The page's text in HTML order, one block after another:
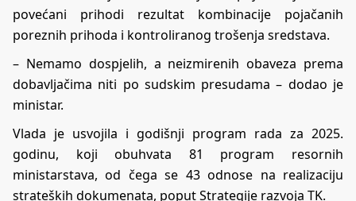
povećani prihodi rezultat kombinacije pojačanih
poreznih prihoda i kontroliranog trošenja sredstava.
– Nemamo dospjelih, a neizmirenih obaveza prema
dobavljačima niti po sudskim presudama – dodao je
ministar.
Vlada je usvojila i godišnji program rada za 2025.
godinu, koji obuhvata 81 program resornih
ministarstava, od čega se 43 odnose na realizaciju
strateških dokumenata, poput Strategije razvoja TK.